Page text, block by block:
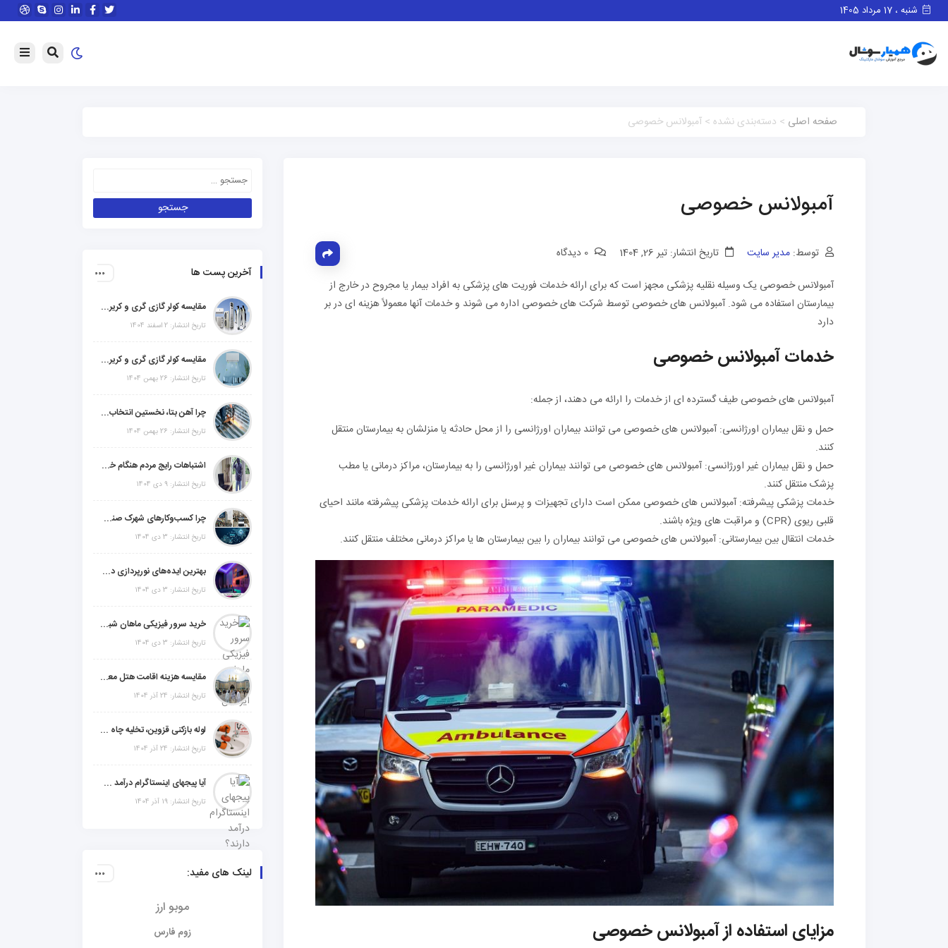
شنبه ، 17 مرداد 1405
صفحه اصلی > دسته‌بندی نشده > آمبولانس خصوصی
آمبولانس خصوصی
توسط: مدیر سایت تاریخ انتشار: تیر 26, 1404
آمبولانس خصوصی یک وسیله نقلیه پزشکی مجهز است که برای ارائه خدمات فوریت های پزشکی به افراد بیمار یا مجروح در خارج از
بیمارستان استفاده می شود. آمبولانس های خصوصی توسط شرکت های خصوصی اداره می شوند و خدمات آنها معمولاً هزینه ای در بر
دارد
خدمات آمبولانس خصوصی
آمبولانس های خصوصی طیف گسترده ای از خدمات را ارائه می دهند، از جمله:
حمل و نقل بیماران اورژانسی: آمبولانس های خصوصی می توانند بیماران اورژانسی را از محل حادثه یا منزلشان به بیمارستان منتقل
کنند.
حمل و نقل بیماران غیر اورژانسی: آمبولانس های خصوصی می توانند بیماران غیر اورژانسی را به بیمارستان، مراکز درمانی یا مطب
پزشک منتقل کنند.
خدمات پزشکی پیشرفته: آمبولانس های خصوصی ممکن است دارای تجهیزات و پرسنل برای ارائه خدمات پزشکی پیشرفته مانند احیای
قلبی ریوی (CPR) و مراقبت های ویژه باشند.
خدمات انتقال بین بیمارستانی: آمبولانس های خصوصی می توانند بیماران را بین بیمارستان ها یا مراکز درمانی مختلف منتقل کنند.
مزایای استفاده از آمبولانس خصوصی
آخرین پست ها
مقایسه کولر گازی گری و کریر و ال جی و جنرال گلد و هایسنس و مدیا و اجنرال
تاریخ انتشار: 2 اسفند 1404
مقایسه کولر گازی گری و کریر و ال جی و جنرال گلد و جنرال شکار و سامسونگ و یونیوا
تاریخ انتشار: 26 بهمن 1404
چرا آهن بتا، نخستین انتخاب برای گل میخ عرشه فولادی در ایران است؟
تاریخ انتشار: 26 بهمن 1404
اشتباهات رایج مردم هنگام خرید دزدگیر منزل
تاریخ انتشار: 9 دی 1404
چرا کسب‌وکارهای شهرک صنعتی چهاردانگه فوراً به طراحی سایت نیاز دارند؟
تاریخ انتشار: 3 دی 1404
بهترین ایده‌های نورپردازی دکوراتیو با ال ای دی برای منزل، فروشگاه و دفتر کار
تاریخ انتشار: 3 دی 1404
خرید سرور فیزیکی ماهان شبکه ایرانیان
تاریخ انتشار: 3 دی 1404
مقایسه هزینه اقامت هتل معمولی، میان‌رده یا 5 ستاره در سفر زیارتی عراق
تاریخ انتشار: 24 آذر 1404
لوله بازکنی قزوین، تخلیه چاه و خدمات تخصصی لوله‌کشی و تشخیص ترکیدگی
تاریخ انتشار: 24 آذر 1404
آیا پیجهای اینستاگرام درآمد دارند؟ راز موفقیت با استراتژی هوشمندانه
تاریخ انتشار: 19 آذر 1404
لینک های مفید:
موبو ارز
زوم فارس